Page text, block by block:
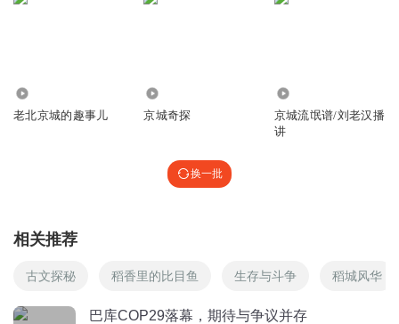
老北京城的趣事儿 京城奇探
京城流氓谱/刘老汉播
讲
换一批
相关推荐
古文探秘 稻香里的比目鱼 生存与斗争 稻城风华
巴库COP29落幕，期待与争议并存